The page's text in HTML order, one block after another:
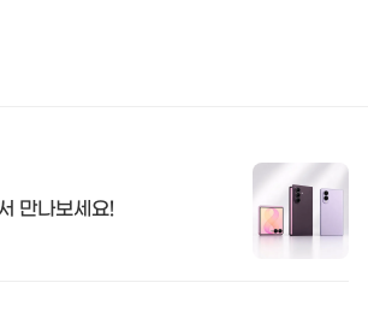
만나보세요!